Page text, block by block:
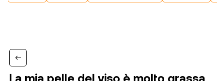
La mia pelle del viso è molto grassa